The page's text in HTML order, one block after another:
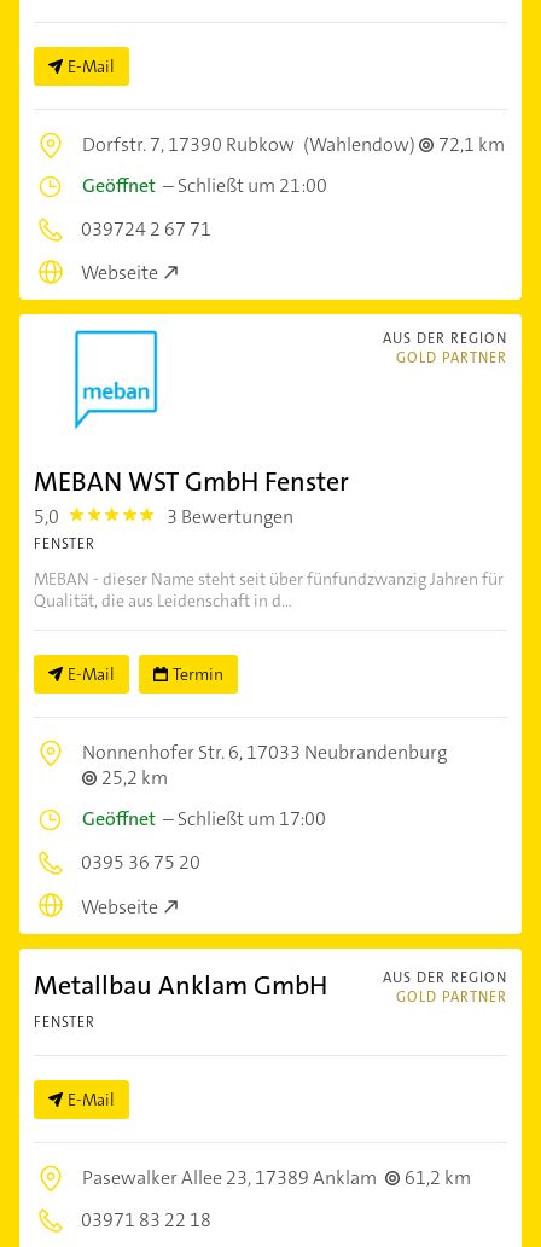
E-Mail
Dorfstr. 7,17390 Rubkow (Wahlendow)
72,1 km
Geöffnet –Schließt um 21:00
039724 2 67 71
Webseite
AUS DER REGION
GOLD PARTNER
MEBAN WST GmbH Fenster
5,0 5.0 3 Bewertungen
FENSTER
MEBAN - dieser Name steht seit über fünfundzwanzig Jahren für
Qualität, die aus Leidenschaft in d...
E-Mail Termin
Nonnenhofer Str. 6,17033 Neubrandenburg
25,2 km
Geöffnet –Schließt um 17:00
0395 36 75 20
Webseite
AUS DER REGION
GOLD PARTNER
Metallbau Anklam GmbH
FENSTER
E-Mail
Pasewalker Allee 23,17389 Anklam
61,2 km
03971 83 22 18